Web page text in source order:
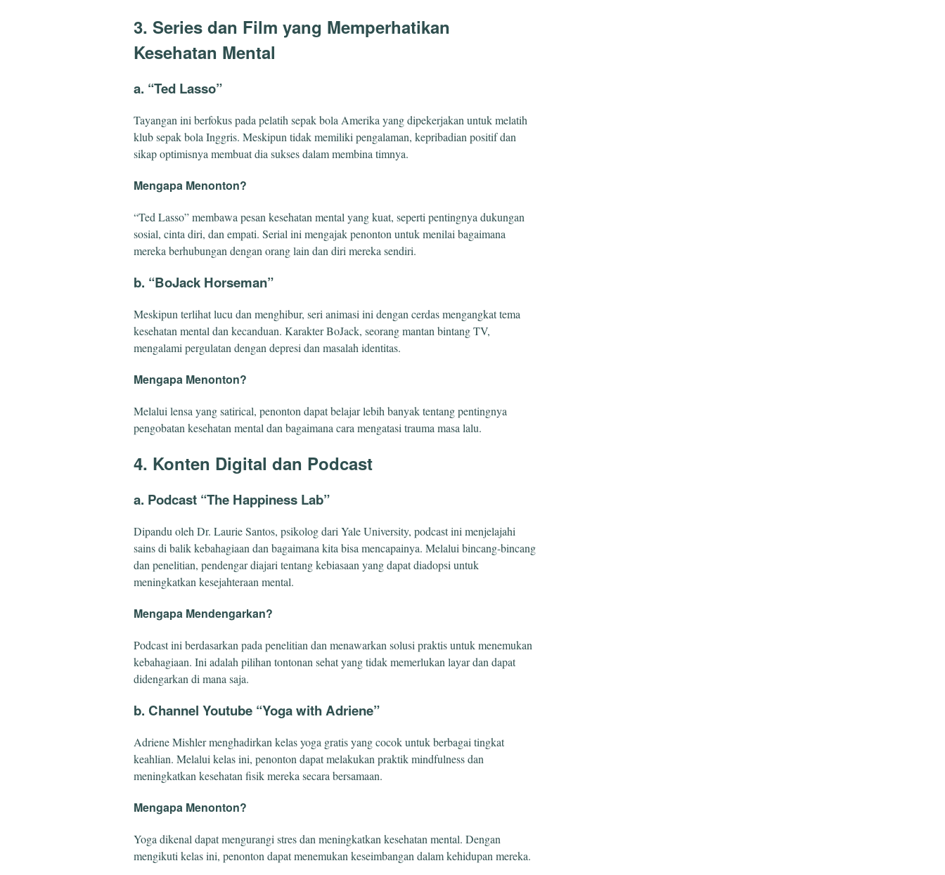
3. Series dan Film yang Memperhatikan
Kesehatan Mental
a. “Ted Lasso”
Tayangan ini berfokus pada pelatih sepak bola Amerika yang dipekerjakan untuk melatih
klub sepak bola Inggris. Meskipun tidak memiliki pengalaman, kepribadian positif dan
sikap optimisnya membuat dia sukses dalam membina timnya.
Mengapa Menonton?
“Ted Lasso” membawa pesan kesehatan mental yang kuat, seperti pentingnya dukungan
sosial, cinta diri, dan empati. Serial ini mengajak penonton untuk menilai bagaimana
mereka berhubungan dengan orang lain dan diri mereka sendiri.
b. “BoJack Horseman”
Meskipun terlihat lucu dan menghibur, seri animasi ini dengan cerdas mengangkat tema
kesehatan mental dan kecanduan. Karakter BoJack, seorang mantan bintang TV,
mengalami pergulatan dengan depresi dan masalah identitas.
Mengapa Menonton?
Melalui lensa yang satirical, penonton dapat belajar lebih banyak tentang pentingnya
pengobatan kesehatan mental dan bagaimana cara mengatasi trauma masa lalu.
4. Konten Digital dan Podcast
a. Podcast “The Happiness Lab”
Dipandu oleh Dr. Laurie Santos, psikolog dari Yale University, podcast ini menjelajahi
sains di balik kebahagiaan dan bagaimana kita bisa mencapainya. Melalui bincang-bincang
dan penelitian, pendengar diajari tentang kebiasaan yang dapat diadopsi untuk
meningkatkan kesejahteraan mental.
Mengapa Mendengarkan?
Podcast ini berdasarkan pada penelitian dan menawarkan solusi praktis untuk menemukan
kebahagiaan. Ini adalah pilihan tontonan sehat yang tidak memerlukan layar dan dapat
didengarkan di mana saja.
b. Channel Youtube “Yoga with Adriene”
Adriene Mishler menghadirkan kelas yoga gratis yang cocok untuk berbagai tingkat
keahlian. Melalui kelas ini, penonton dapat melakukan praktik mindfulness dan
meningkatkan kesehatan fisik mereka secara bersamaan.
Mengapa Menonton?
Yoga dikenal dapat mengurangi stres dan meningkatkan kesehatan mental. Dengan
mengikuti kelas ini, penonton dapat menemukan keseimbangan dalam kehidupan mereka.